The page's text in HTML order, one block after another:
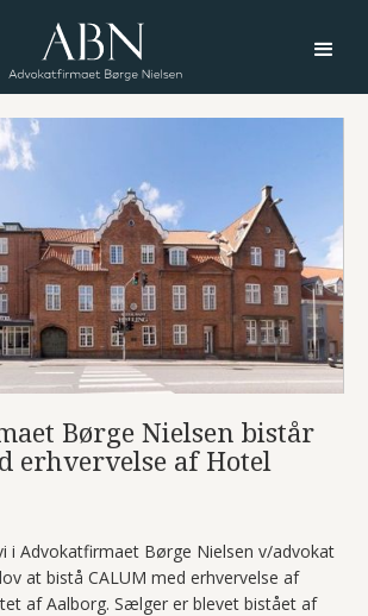
Børge Nielsen bistår
erhvervelse af Hotel
i Advokatfirmaet Børge Nielsen v/advokat
at bistå CALUM med erhvervelse af
af Aalborg. Sælger er blevet bistået af